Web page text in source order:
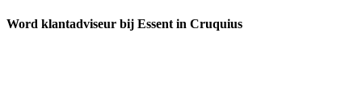
Word klantadviseur bij Essent in Cruquius